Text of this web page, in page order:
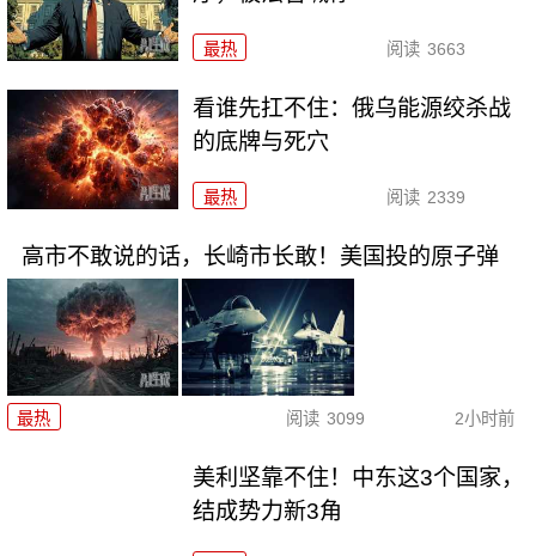
最热 阅读 3663
看谁先扛不住：俄乌能源绞杀战
的底牌与死穴
最热 阅读 2339
高市不敢说的话，长崎市长敢！美国投的原子弹
最热 阅读 3099 2小时前
美利坚靠不住！中东这3个国家，
结成势力新3角